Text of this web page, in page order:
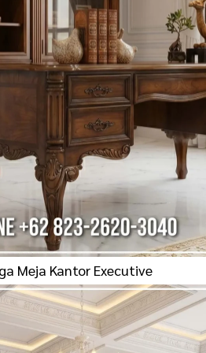
Meja Kantor Executive